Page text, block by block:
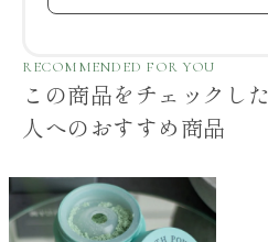
RECOMMENDED FOR YOU
この商品をチェックした
人へのおすすめ商品